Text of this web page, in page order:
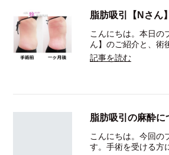
脂肪吸引【Nさん
こんにちは。本日の
ん】のご紹介と、術
記事を読む
脂肪吸引の麻酔に
こんにちは。今回の
す。手術を受ける方